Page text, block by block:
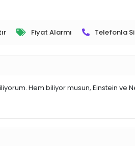
Fiyat Alarmı Telefonla
Hem biliyor musun, Einstein